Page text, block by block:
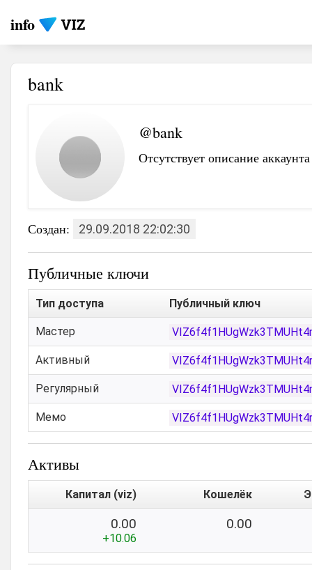
info
bank
@bank
Отсутствует описание аккаунта
Создан: 29.09.2018 22:02:30
Публичные ключи
Тип доступа Публичный ключ
Мастер
Активный
Регулярный
Мемо
Активы
Капитал (viz) Кошелёк
0.00
+10.06
0.00